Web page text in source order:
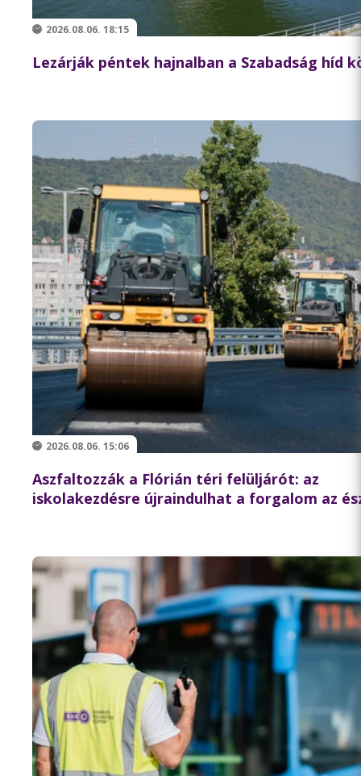
2026.08.06. 18:15
Lezárják péntek hajnalban a Szabadság híd
2026.08.06. 15:06
Aszfaltozzák a Flórián téri felüljárót: az
iskolakezdésre újraindulhat a forgalom az